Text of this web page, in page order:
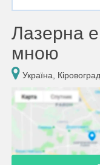
Лазерна
мною
Україна,